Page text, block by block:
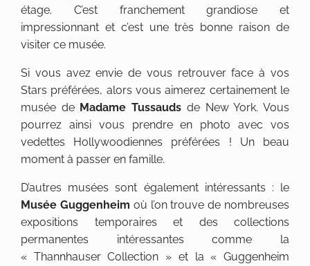
étage. C’est franchement grandiose et
impressionnant et c’est une très bonne raison de
visiter ce musée.
Si vous avez envie de vous retrouver face à vos
Stars préférées, alors vous aimerez certainement le
musée de Madame Tussauds de New York. Vous
pourrez ainsi vous prendre en photo avec vos
vedettes Hollywoodiennes préférées ! Un beau
moment à passer en famille.
D’autres musées sont également intéressants : le
Musée Guggenheim où l’on trouve de nombreuses
expositions temporaires et des collections
permanentes intéressantes comme la
« Thannhauser Collection » et la « Guggenheim